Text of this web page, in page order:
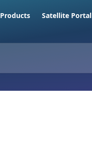
Products Satellite Portal